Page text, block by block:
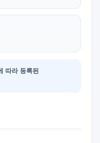
따라 등록된